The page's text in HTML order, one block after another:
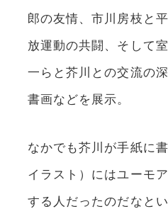
郎の友情、市川房枝と
放運動の共闘、そして
一らと芥川との交流の
書画などを展示。
なかでも芥川が手紙に
イラスト）にはユーモ
する人だったのだなと